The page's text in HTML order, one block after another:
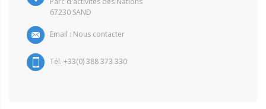
67230 SAND
Email : Nous contacter
Tél. +33(0) 388 373 330